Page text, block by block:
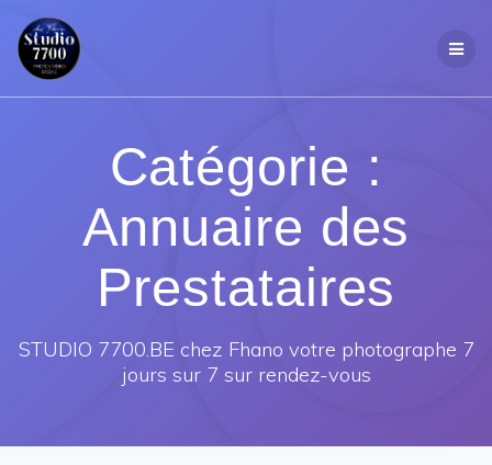
Catégorie :
Annuaire des
Prestataires
STUDIO 7700.BE chez Fhano votre photographe 7
jours sur 7 sur rendez-vous